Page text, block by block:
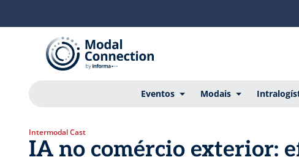
Eventos Modais
Intermodal Cast
IA no comércio exterior: